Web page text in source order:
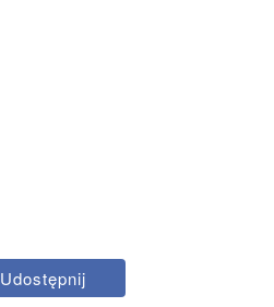
Udostępnij